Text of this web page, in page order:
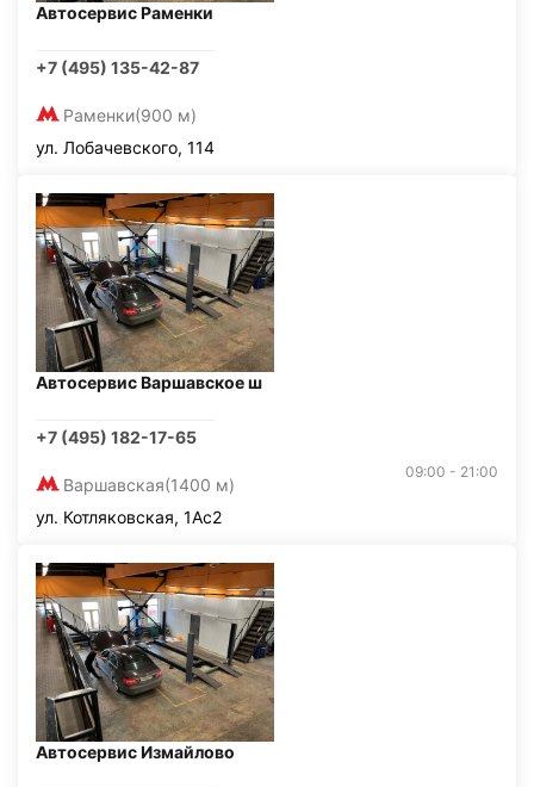
Автосервис Раменки
+7 (495) 135-42-87
Раменки(900 м)
ул. Лобачевского, 114
Автосервис Варшавское ш
+7 (495) 182-17-65
Варшавская(1400 м)
09:00 - 21:00
ул. Котляковская, 1Ас2
Автосервис Измайлово